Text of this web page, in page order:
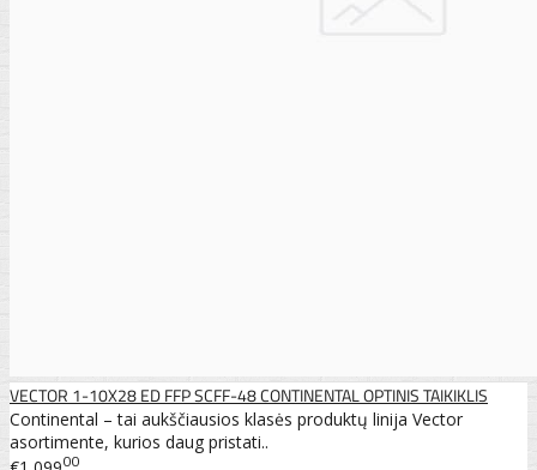
VECTOR 1-10X28 ED FFP SCFF-48 CONTINENTAL OPTINIS TAIKIKLIS
Continental – tai aukščiausios klasės produktų linija Vector
asortimente, kurios daug pristati..
00